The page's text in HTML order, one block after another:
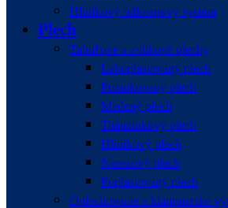
Hliníkový odkvapový systém
Plech
Tabuľové a zvitkové plechy
Lakoplastovaný plech
Pozinkovaný plech
Medený plech
Titánzinkový plech
Hliníkový plech
Nerezový plech
Poplastovaný plech
Oplechovanie a klampiarske